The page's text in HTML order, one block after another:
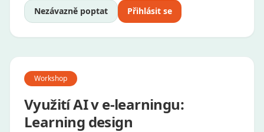
Nezávazně poptat Přihlásit se
Workshop
Využití AI v e-learningu:
Learning design